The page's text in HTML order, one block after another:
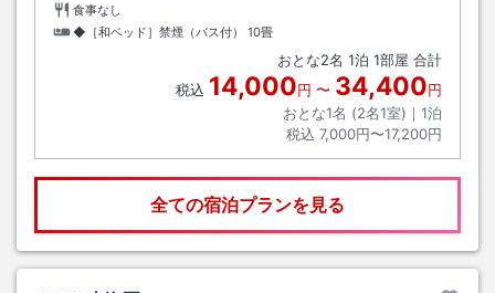
食事なし
◆［和ベッド］禁煙（バス付）
10畳
おとな2名 1泊 1部屋 合計
税込 14,000円 〜 34,400円
おとな1名 (2名1室)｜ 1泊
税込 7,000円〜17,200円
全ての宿泊プランを見る